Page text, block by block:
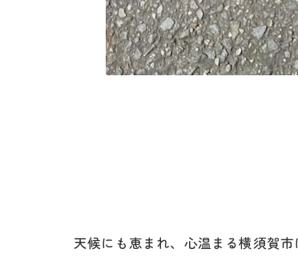
天候にも恵まれ、心温まる横須賀